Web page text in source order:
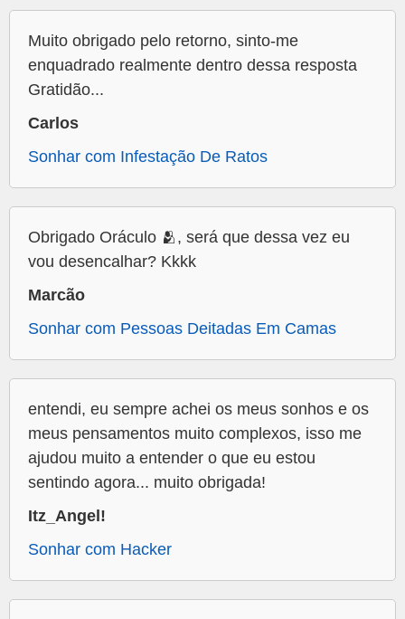
Muito obrigado pelo retorno, sinto-me
enquadrado realmente dentro dessa resposta
Gratidão...
Carlos
Sonhar com Infestação De Ratos
Obrigado Oráculo 🫂, será que dessa vez eu
vou desencalhar? Kkkk
Marcão
Sonhar com Pessoas Deitadas Em Camas
entendi, eu sempre achei os meus sonhos e os
meus pensamentos muito complexos, isso me
ajudou muito a entender o que eu estou
sentindo agora... muito obrigada!
Itz_Angel!
Sonhar com Hacker